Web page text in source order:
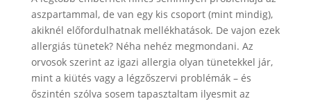
aszpartammal, de van egy kis csoport (mint mindig),
akiknél előfordulhatnak mellékhatások. De vajon ezek
allergiás tünetek? Néha nehéz megmondani. Az
orvosok szerint az igazi allergia olyan tünetekkel jár,
mint a kiütés vagy a légzőszervi problémák – és
őszintén szólva sosem tapasztaltam ilyesmit az